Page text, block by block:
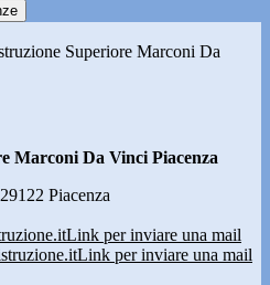
Superiore Marconi Da
Marconi Da Vinci Piacenza
Piacenza
Link per inviare una mail
Link per inviare una mail